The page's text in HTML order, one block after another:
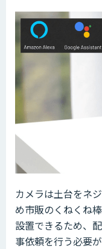
カメラは土台をネ
め市販のくねくね
設置できるため、
事依頼を行う必要